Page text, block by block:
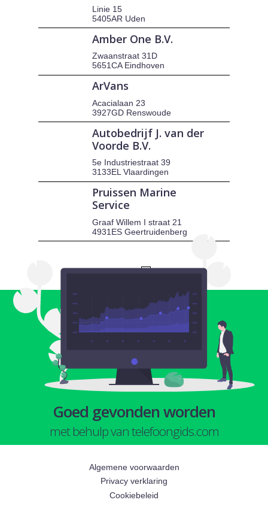
Linie 15
5405AR Uden
Amber One B.V.
Zwaanstraat 31D
5651CA Eindhoven
ArVans
Acacialaan 23
3927GD Renswoude
Autobedrijf J. van der
Voorde B.V.
5e Industriestraat 39
3133EL Vlaardingen
Pruissen Marine
Service
Graaf Willem I straat 21
4931ES Geertruidenberg
Goed gevonden worden
met behulp van telefoongids.com
Algemene voorwaarden
Privacy verklaring
Cookiebeleid